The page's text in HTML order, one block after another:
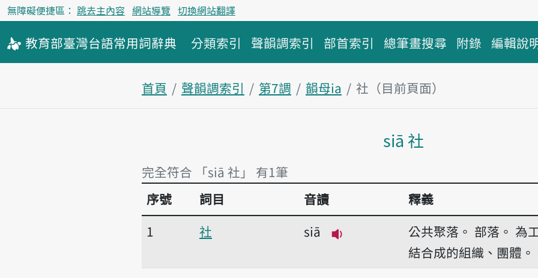
無障礙便捷區： 跳去主內容 網站導覽 切換網站翻譯
教育部臺灣台語常用詞辭典 分類索引 聲韻調索引 部首索引 總筆畫搜尋 附錄 編輯說
首頁 聲韻調索引 第7調 韻母ia
社（目前頁面）
siā 社
完全符合 「siā 社」 有1筆
完全符合 「siā 社」 有1筆
序號 詞目 音讀
釋義
1
社
siā
公共聚落。 部落。 為
結合成的組織、團體。